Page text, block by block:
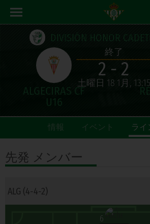
終了
2 - 2
土曜日 18 1月, 13:15
情報 イベント ライ
先発 メンバー
ALG (4-4-2)
6